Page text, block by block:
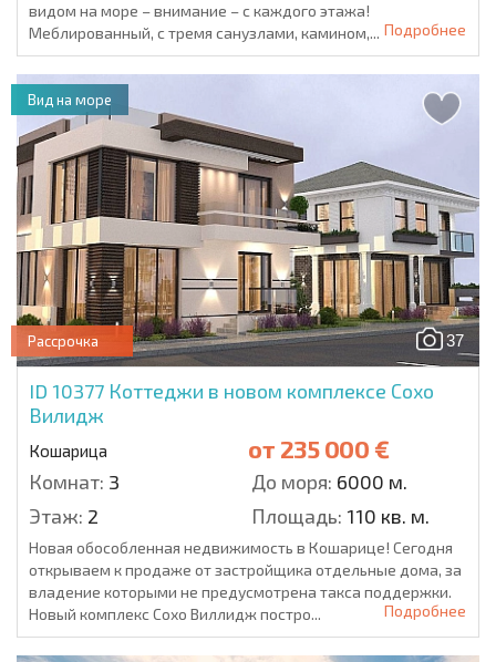
видом на море – внимание – с каждого этажа!
Меблированный, с тремя санузлами, камином,... Подробнее
37
Рассрочка
ID 10377 Коттеджи в новом комплексе Сохо
Вилидж
Кошарица от 235 000 €
Комнат: 3 До моря: 6000 м.
Этаж: 2 Площадь: 110 кв. м.
Вид на море
Новая обособленная недвижимость в Кошарице! Сегодня
открываем к продаже от застройщика отдельные дома, за
владение которыми не предусмотрена такса поддержки.
Новый комплекс Сохо Виллидж постро...
Подробнее